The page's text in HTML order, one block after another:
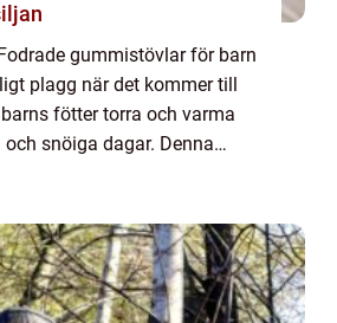
gummistövlar för barn
plagg när det kommer till
fötter torra och varma
och snöiga dagar. Denna